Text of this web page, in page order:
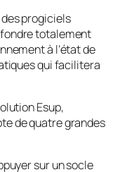
progiciels
totalement
à l’état de
qui facilitera
Esup,
de quatre grandes
sur un socle